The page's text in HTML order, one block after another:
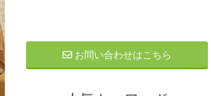
お問い合わせはこちら